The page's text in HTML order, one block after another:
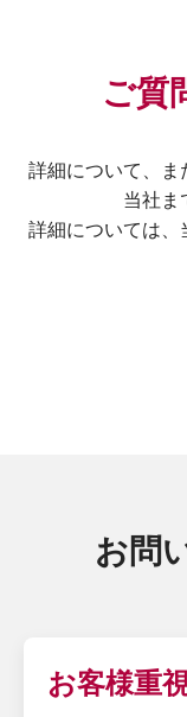
ご質
詳細について、ま
当社ま
詳細については、
お問
お客様重